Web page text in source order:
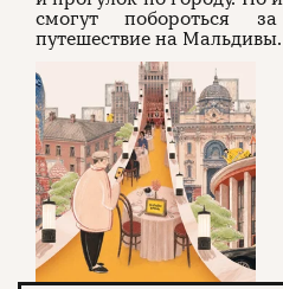
смогут побороться
путешествие на Мальдивы.